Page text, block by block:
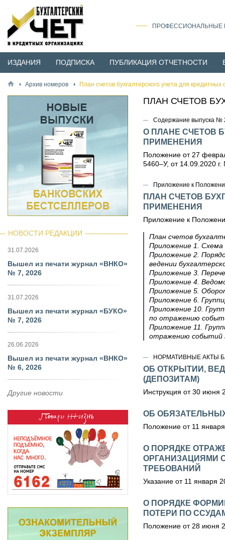
ПРОФЕССИОНАЛЬНЫЕ
ИЗДАНИЯ ПОДПИСКА ПУБЛИКАЦИЯ ОТЧЕТНОСТИ
Архив номеров План счетов бухгалтерского учета для
ПЛАН СЧЕТОВ
Содержание выпуска №
О ПЛАНЕ СЧЕТОВ
ПРИМЕНЕНИЯ
Положение от 27
5460–У, от 14.09.2020
Приложение к
ПЛАН СЧЕТОВ
ПРИМЕНЕНИЯ
Приложение к
План счетов
Приложение 1. Схема
Приложение 2.
ведении
Приложение 3.
Приложение 4.
Приложение 5.
Приложение 6.
Приложение 10.
по отражению
Приложение 11.
отражению событий
НОРМАТИВНЫЕ АКТЫ
ОБ ОТКРЫТИИ,
(ДЕПОЗИТАМ)
Инструкция от 30 июня
ОБ
Положение от 11
О ПОРЯДКЕ
ОРГАНИЗАЦИЯМИ
ТРЕБОВАНИЙ
Указание от 11 января
О ПОРЯДКЕ
ПОТЕРИ ПО
Положение от 28 июня
НОВОСТИ РЕДАКЦИИ
31.07.2026
Вышел из печати журнал «ВНКО»
№ 7, 2026
31.07.2026
Вышел из печати журнал «БУКО»
№ 7, 2026
26.06.2026
Вышел из печати журнал «ВНКО»
№ 6, 2026
Другие новости